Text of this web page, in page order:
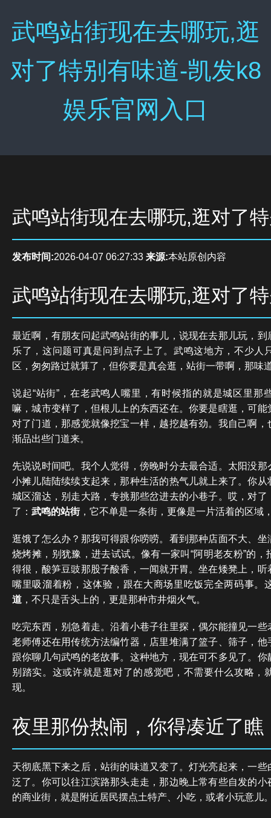
武鸣站街现在去哪玩,逛
对了特别有味道-凯发k8
娱乐官网入口
武鸣站街现在去哪玩,逛对了
发布时间:2026-04-07 06:27:33 来源:本站原创内容
武鸣站街现在去哪玩,逛对了
最近啊，有朋友问起武鸣站街的事儿，说现在去那儿玩，
乐了，这问题可真是问到点子上了。武鸣这地方，不少人
区，匆匆路过就算了，但你要是真会逛，站街一带啊，那味
说起“站街”，在老武鸣人嘴里，有时候指的就是城区里那
嘛，城市变样了，但根儿上的东西还在。你要是瞎逛，可
对了门道，那感觉就像挖宝一样，越挖越有劲。我自己啊
渐品出些门道来。
先说说时间吧。我个人觉得，傍晚时分去最合适。太阳没
小摊儿陆陆续续支起来，那种生活的热气儿就上来了。你
城区溜达，别走大路，专挑那些岔进去的小巷子。哎，对
了： 武鸣的站街，它不单是一条街，更像是一片活着的区域
逛饿了怎么办？那我可得跟你唠唠。看到那种店面不大、
烧烤摊，别犹豫，进去试试。像有一家叫“阿明老友粉”的
得很，酸笋豆豉那股子酸香，一闻就开胃。坐在矮凳上，
嘴里吸溜着粉，这体验，跟在大商场里吃饭完全两码事。
道 ，不只是舌头上的，更是那种市井烟火气。
吃完东西，别急着走。沿着小巷子往里探，偶尔能撞见一
老师傅还在用传统方法编竹器，店里堆满了篮子、筛子，
跟你聊几句武鸣的老故事。这种地方，现在可不多见了。
别踏实。这或许就是逛对了的感觉吧，不需要什么攻略，
现。
夜里那份热闹，你得凑近了瞧
天彻底黑下来之后，站街的味道又变了。灯光亮起来，一
泛了。你可以往江滨路那头走走，那边晚上常有些自发的
的商业街，就是附近居民摆点土特产、小吃，或者小玩意儿